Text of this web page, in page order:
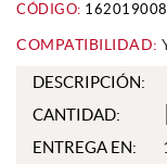
CÓDIGO:
COMPATIBILIDAD:
DESCRIPCIÓN:
CANTIDAD:
ENTREGA EN: